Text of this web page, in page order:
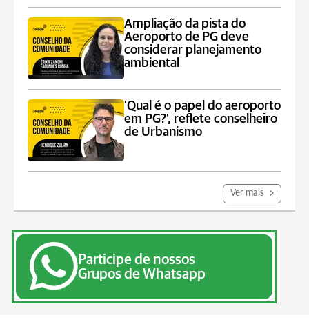
Ampliação da pista do
Aeroporto de PG deve
considerar planejamento
ambiental
'Qual é o papel do aeroporto
em PG?', reflete conselheiro
de Urbanismo
Ver mais
Participe de nossos
Grupos de Whatsapp